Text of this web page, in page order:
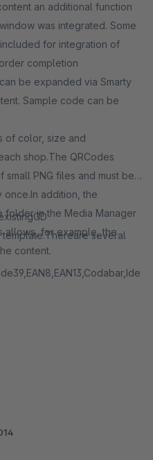
an additional function
was integrated. Some
for integration of
completion
be expanded via Smarty
Sample code can be
of color, size and
shop.The QRCodes
PNG files and must be
addition, the
folder in the Media Manager
allows, for example, the
content.
template.Thereare several